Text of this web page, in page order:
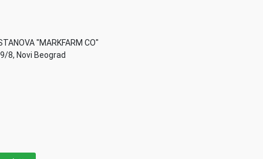
"MARKFARM CO"
8, Novi Beograd